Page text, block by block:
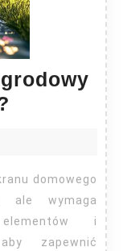
podłączyć
ogrodowy
do
kranu
ale wymaga
elementów i
zapewnić